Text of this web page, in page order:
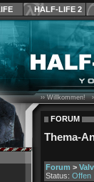
HALF-LIFE 2
›› Willkommen!
FORUM
Thema-
Forum >
Status: Offen